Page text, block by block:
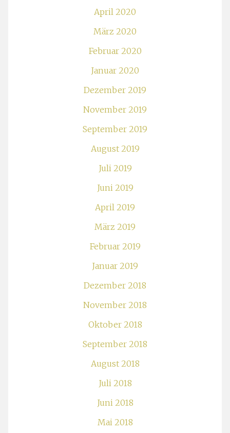
April 2020
März 2020
Februar 2020
Januar 2020
Dezember 2019
November 2019
September 2019
August 2019
Juli 2019
Juni 2019
April 2019
März 2019
Februar 2019
Januar 2019
Dezember 2018
November 2018
Oktober 2018
September 2018
August 2018
Juli 2018
Juni 2018
Mai 2018